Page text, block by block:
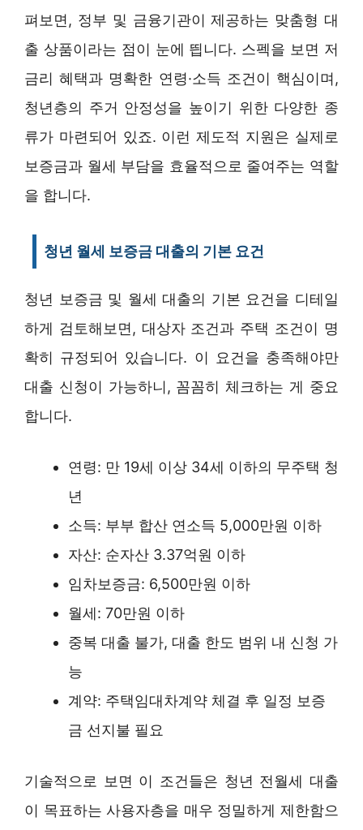
펴보면, 정부 및 금융기관이 제공하는 맞춤형 대
출 상품이라는 점이 눈에 띕니다. 스펙을 보면 저
금리 혜택과 명확한 연령·소득 조건이 핵심이며,
청년층의 주거 안정성을 높이기 위한 다양한 종
류가 마련되어 있죠. 이런 제도적 지원은 실제로
보증금과 월세 부담을 효율적으로 줄여주는 역할
을 합니다.
청년 월세 보증금 대출의 기본 요건
청년 보증금 및 월세 대출의 기본 요건을 디테일
하게 검토해보면, 대상자 조건과 주택 조건이 명
확히 규정되어 있습니다. 이 요건을 충족해야만
대출 신청이 가능하니, 꼼꼼히 체크하는 게 중요
합니다.
연령: 만 19세 이상 34세 이하의 무주택 청
년
소득: 부부 합산 연소득 5,000만원 이하
자산: 순자산 3.37억원 이하
임차보증금: 6,500만원 이하
월세: 70만원 이하
중복 대출 불가, 대출 한도 범위 내 신청 가
능
계약: 주택임대차계약 체결 후 일정 보증
금 선지불 필요
기술적으로 보면 이 조건들은 청년 전월세 대출
이 목표하는 사용자층을 매우 정밀하게 제한함으